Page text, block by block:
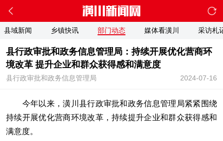
县域新闻 乡镇快讯 部门动态 媒体看潢川 采访札
县行政审批和政务信息管理局：持续开展优化营商环
境改革 提升企业和群众获得感和满意度
2024-07-16
县行政审批和政务信息管理局
今年以来，潢川县行政审批和政务信息管理局紧紧围绕
持续开展优化营商环境改革，持续提升企业和群众获得感和
满意度。